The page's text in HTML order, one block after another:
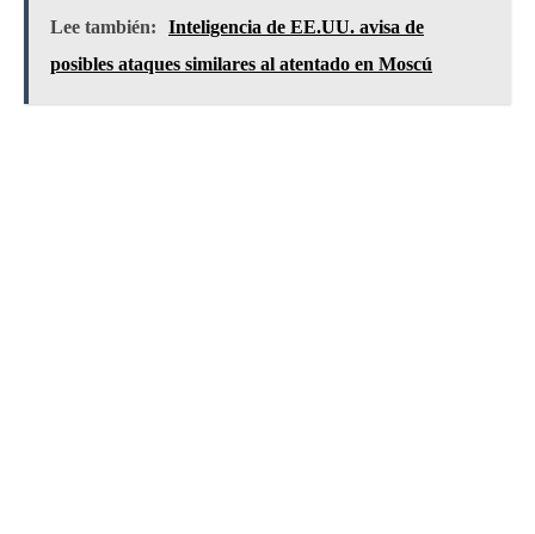
Lee también:
Inteligencia de EE.UU. avisa de
posibles ataques similares al atentado en Moscú